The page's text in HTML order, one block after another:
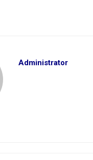
Administrator